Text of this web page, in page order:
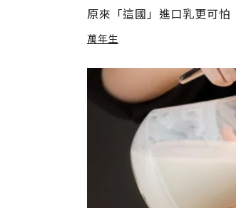
原來「這國」進口乳更可怕
萬年生
加